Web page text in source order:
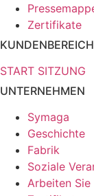
Zertifikate
KUNDENBEREICH
START SITZUNG
UNTERNEHMEN
Symaga
Geschichte
Fabrik
Soziale
Arbeiten